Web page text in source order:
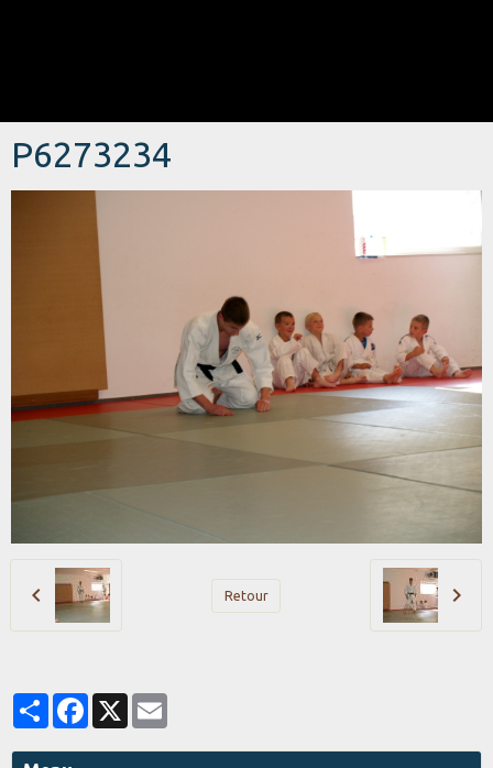
P6273234
Retour
PartagerFacebook
X